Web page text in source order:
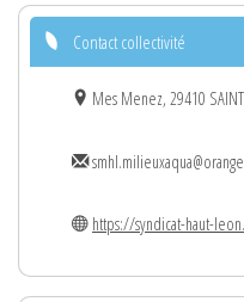
Contact collectivité
Mes Menez, 29410
https://syndicat-haut-